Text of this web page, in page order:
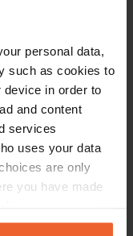
personal data,
such as cookies to
in order to
and content
services
uses your data
are only
you have made
or by clicking on
Abbiamo
notti (tutto